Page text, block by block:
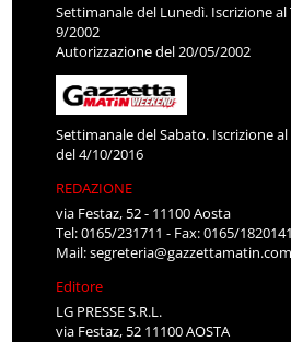
Settimanale del Lunedì. Iscrizione
9/2002
Autorizzazione del 20/05/2002
Settimanale del Sabato. Iscrizione
del 4/10/2016
REDAZIONE
via Festaz, 52 - 11100 Aosta
Tel: 0165/231711 - Fax: 0165/1820141
Mail:segreteria@gazzettamatin.com
Editore
LG PRESSE S.R.L.
via Festaz, 52 11100 AOSTA